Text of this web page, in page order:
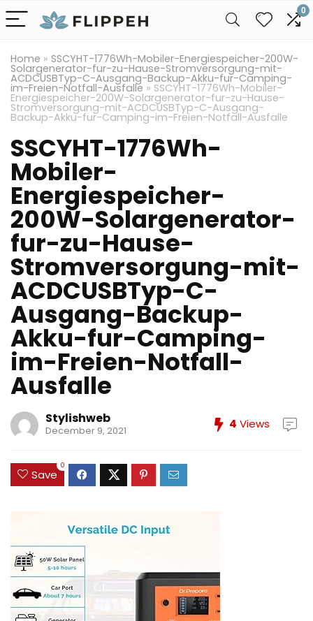
0
Home » SSCYHT-1776Wh-Mobiler-Energiespeicher-200W-
Solargenerator-fur-zu-Hause-Stromversorgung-mit-
ACDCUSBTyp-C-Ausgang-Backup-Akku-fur-Camping-
im-Freien-Notfall-Ausfalle » SSCYHT-1776Wh-Mobiler-
Energiespeicher-200W-Solargenerator-fur-zu-Hause-
Stromversorgung-mit-ACDCUSBTyp-C-Ausgang-
Backup-Akku-fur-Camping-im-Freien-Notfall-Ausfalle
SSCYHT-1776Wh-
Mobiler-
Energiespeicher-
200W-Solargenerator-
fur-zu-Hause-
Stromversorgung-mit-
ACDCUSBTyp-C-
Ausgang-Backup-
Akku-fur-Camping-
im-Freien-Notfall-
Ausfalle
Stylishweb
December 9, 2021 4 Views
Save
0